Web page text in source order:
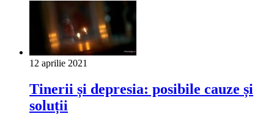
12 aprilie 2021
Tinerii și depresia: posibile cauze și
soluții